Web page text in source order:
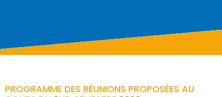
PROGRAMME DES RÉUNIONS PROPOSÉES AU